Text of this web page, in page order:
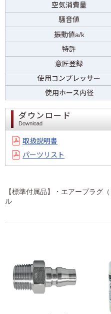
空気消費量
騒音値
振動値a/k
特許
意匠登録
使用コンプレッサー
使用ホース内径
ダウンロード
Download
取扱説明書
パーツリスト
【標準付属品】・エアープラグ
ル